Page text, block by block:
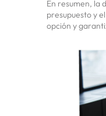
En resumen, la
presupuesto y
opción y